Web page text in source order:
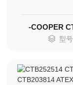
型